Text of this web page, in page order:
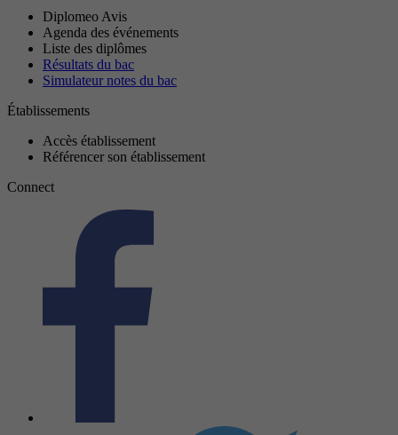
Diplomeo Avis
Agenda des événements
Liste des diplômes
Résultats du bac
Simulateur notes du bac
Établissements
Accès établissement
Référencer son établissement
Connect